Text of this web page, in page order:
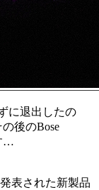
に退出したの
後のBose
…
表された新製品